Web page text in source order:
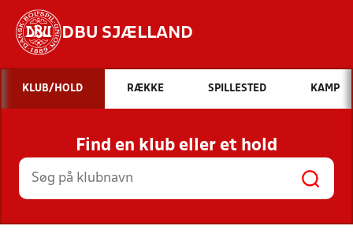
DBU SJÆLLAND
Hvad vil du søge efter?
INDHOLD OG NYHEDER
STILLINGER, RESULTATER, KLUBBER OG
HOLD
KLUB/HOLD RÆKKE SPILLESTED KAMP
Find en klub eller et hold